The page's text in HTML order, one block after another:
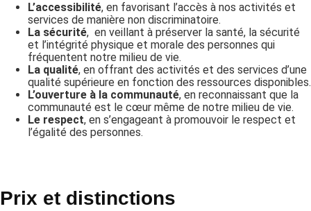
L’accessibilité, en favorisant l’accès à nos activités et
services de manière non discriminatoire.
La sécurité, en veillant à préserver la santé, la sécurité
et l’intégrité physique et morale des personnes qui
fréquentent notre milieu de vie.
La qualité, en offrant des activités et des services d’une
qualité supérieure en fonction des ressources disponibles.
L’ouverture à la communauté, en reconnaissant que la
communauté est le cœur même de notre milieu de vie.
Le respect, en s’engageant à promouvoir le respect et
l’égalité des personnes.
Prix et distinctions